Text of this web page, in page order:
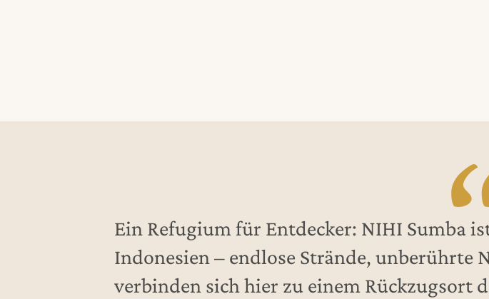
Ein Refugium für Entdecker: NIHI Sumba
Indonesien – endlose Strände, unberührte
verbinden sich hier zu einem Rückzugsort